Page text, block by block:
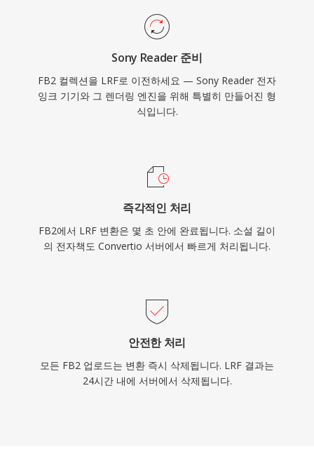
Sony Reader 준비
FB2 컬렉션을 LRF로 이전하세요 — Sony Reader 전자
잉크 기기와 그 렌더링 엔진을 위해 특별히 만들어진 형
식입니다.
즉각적인 처리
FB2에서 LRF 변환은 몇 초 안에 완료됩니다. 소설 길이
의 전자책도 Convertio 서버에서 빠르게 처리됩니다.
안전한 처리
모든 FB2 업로드는 변환 즉시 삭제됩니다. LRF 결과는
24시간 내에 서버에서 삭제됩니다.